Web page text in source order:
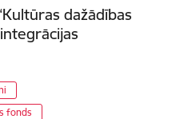
dažādības
fonds